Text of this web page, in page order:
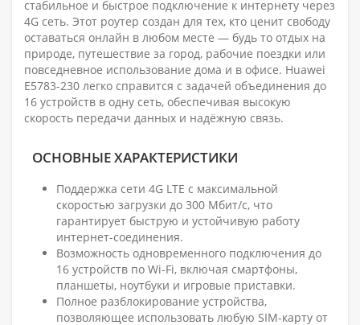
стабильное и быстрое подключение к интернету через
4G сеть. Этот роутер создан для тех, кто ценит свободу
оставаться онлайн в любом месте — будь то отдых на
природе, путешествие за город, рабочие поездки или
повседневное использование дома и в офисе. Huawei
E5783-230 легко справится с задачей объединения до
16 устройств в одну сеть, обеспечивая высокую
скорость передачи данных и надёжную связь.
ОСНОВНЫЕ ХАРАКТЕРИСТИКИ
Поддержка сети 4G LTE с максимальной
скоростью загрузки до 300 Мбит/с, что
гарантирует быструю и устойчивую работу
интернет-соединения.
Возможность одновременного подключения до
16 устройств по Wi-Fi, включая смартфоны,
планшеты, ноутбуки и игровые приставки.
Полное разблокирование устройства,
позволяющее использовать любую SIM-карту от